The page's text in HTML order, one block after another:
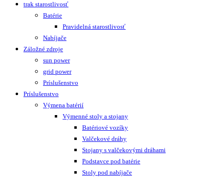
trak starostlivosť
Batérie
Pravidelná starostlivosť
Nabíjače
Záložné zdroje
sun power
grid power
Príslušenstvo
Príslušenstvo
Výmena batérií
Výmenné stoly a stojany
Batériové vozíky
Valčekové dráhy
Stojany s valčekovými dráhami
Podstavce pod batérie
Stoly pod nabíjače